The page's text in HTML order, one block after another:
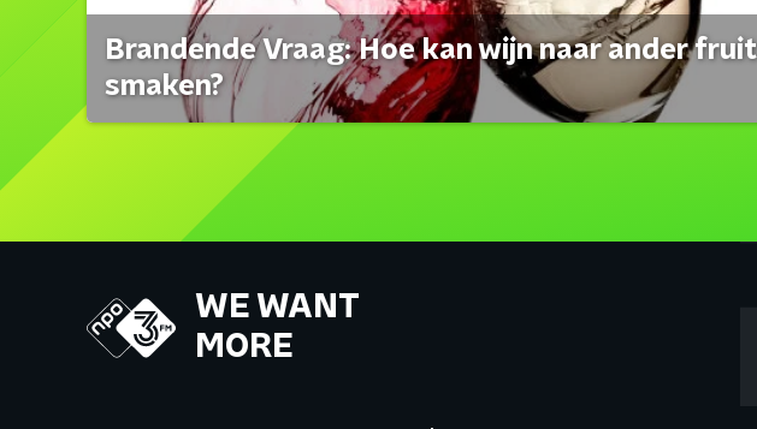
Brandende Vraag: Hoe kan wijn naar ander fruit
smaken?
WE WANT
MORE